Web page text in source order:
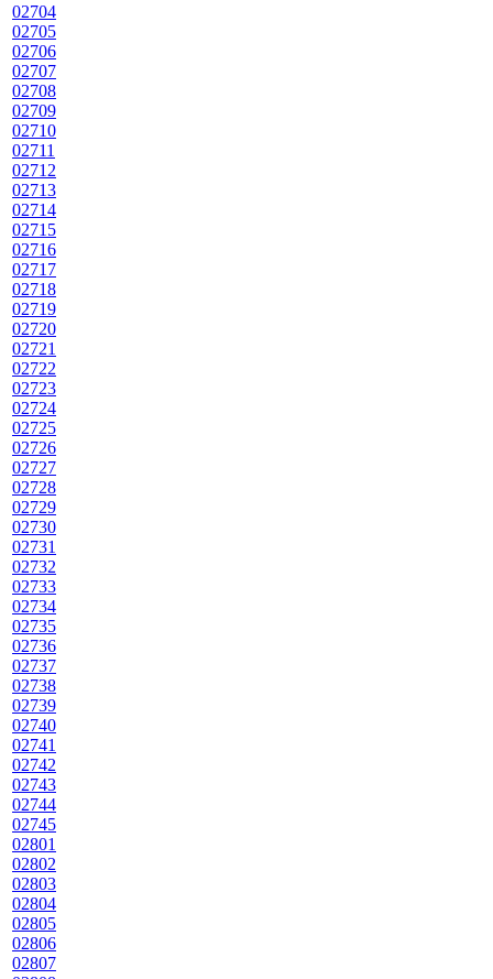
02704
02705
02706
02707
02708
02709
02710
02711
02712
02713
02714
02715
02716
02717
02718
02719
02720
02721
02722
02723
02724
02725
02726
02727
02728
02729
02730
02731
02732
02733
02734
02735
02736
02737
02738
02739
02740
02741
02742
02743
02744
02745
02801
02802
02803
02804
02805
02806
02807